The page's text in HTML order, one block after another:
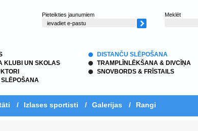
Pieteikties jaunumiem Meklēt
KLUBI UN SKOLAS
DISTANČU SLĒPOŠANA
TRAMPLĪNLĒKŠANA & DIVCĪŅA
SNOVBORDS & FRĪSTAILS
/ Izlases sportisti / Galerijas / Rangi